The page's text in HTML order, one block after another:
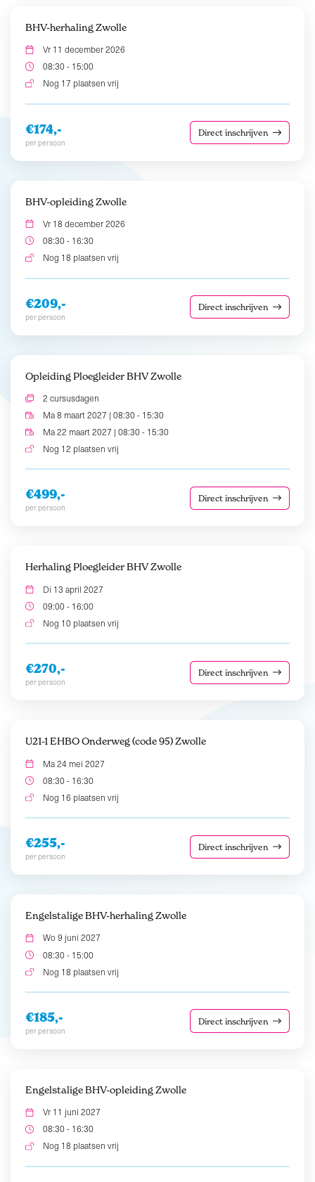
BHV-herhaling Zwolle
Vr 11 december 2026
08:30 - 15:00
Nog 17 plaatsen vrij
€174,-
per persoon
Direct inschrijven
BHV-opleiding Zwolle
Vr 18 december 2026
08:30 - 16:30
Nog 18 plaatsen vrij
€209,-
per persoon
Direct inschrijven
Opleiding Ploegleider BHV Zwolle
2 cursusdagen
Ma 8 maart 2027 | 08:30 - 15:30
Ma 22 maart 2027 | 08:30 - 15:30
Nog 12 plaatsen vrij
€499,-
per persoon
Direct inschrijven
Herhaling Ploegleider BHV Zwolle
Di 13 april 2027
09:00 - 16:00
Nog 10 plaatsen vrij
€270,-
per persoon
Direct inschrijven
U21-1 EHBO Onderweg (code 95) Zwolle
Ma 24 mei 2027
08:30 - 16:30
Nog 16 plaatsen vrij
€255,-
per persoon
Direct inschrijven
Engelstalige BHV-herhaling Zwolle
Wo 9 juni 2027
08:30 - 15:00
Nog 18 plaatsen vrij
€185,-
per persoon
Direct inschrijven
Engelstalige BHV-opleiding Zwolle
Vr 11 juni 2027
08:30 - 16:30
Nog 18 plaatsen vrij